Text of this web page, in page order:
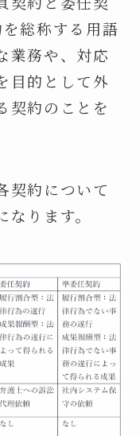
総称する用語
業務や、対応
目的として外
契約のことを
契約について
ります。